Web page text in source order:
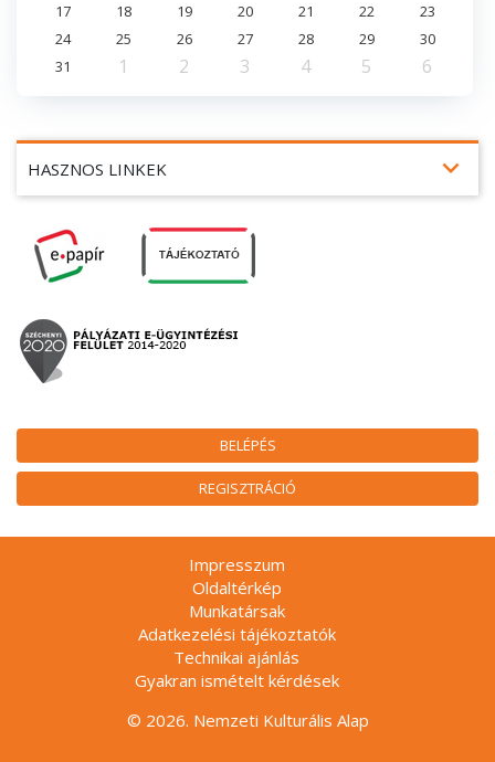
BELÉPÉS
REGISZTRÁCIÓ
HASZNOS LINKEK expand_more
17
18 19 20 21 22
23
24
25 26 27 28 29
30
31
1 2 3 4 5 6
Impresszum
Oldaltérkép
Munkatársak
Adatkezelési tájékoztatók
Technikai ajánlás
Gyakran ismételt kérdések
© 2026. Nemzeti Kulturális Alap